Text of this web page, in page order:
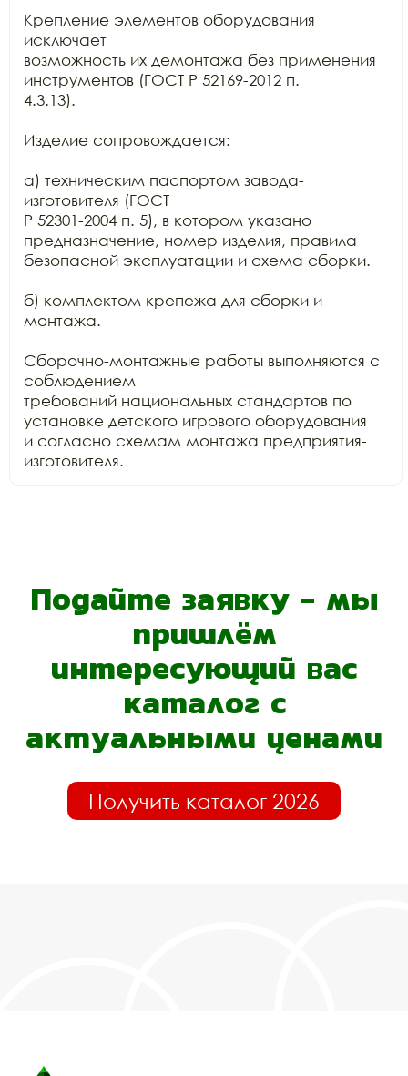
Крепление элементов оборудования
исключает
возможность их демонтажа без применения
инструментов (ГОСТ Р 52169-2012 п.
4.3.13).
Изделие сопровождается:
а) техническим паспортом завода-
изготовителя (ГОСТ
Р 52301-2004 п. 5), в котором указано
предназначение, номер изделия, правила
безопасной эксплуатации и схема сборки.
б) комплектом крепежа для сборки и
монтажа.
Сборочно-монтажные работы выполняются с
соблюдением
требований национальных стандартов по
установке детского игрового оборудования
и согласно схемам монтажа предприятия-
изготовителя.
Подайте заявку - мы
пришлём
интересующий вас
каталог с
актуальными ценами
Получить каталог 2026